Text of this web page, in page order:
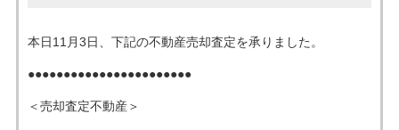
本日11月3日、下記の不動産売却査定を承りました。
●●●●●●●●●●●●●●●●●●●●●●●
＜売却査定不動産＞